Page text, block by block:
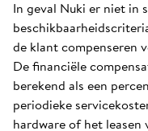
In geval Nuki er niet in
de klant compenseren
De financiële
berekend als een
periodieke
hardware of het